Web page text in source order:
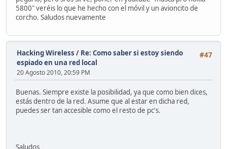
5800" veréis lo que he hecho con el móvil y un avioncito de
corcho. Saludos nuevamente
#47
Hacking Wireless / Re: Como saber si estoy siendo
espiado en una red local
20 Agosto 2010, 20:59 PM
Buenas. Siempre existe la posibilidad, ya que como bien dices,
estás dentro de la red. Asume que al estar en dicha red,
puedes ser tan accesible como el resto de pc's.
Saludos